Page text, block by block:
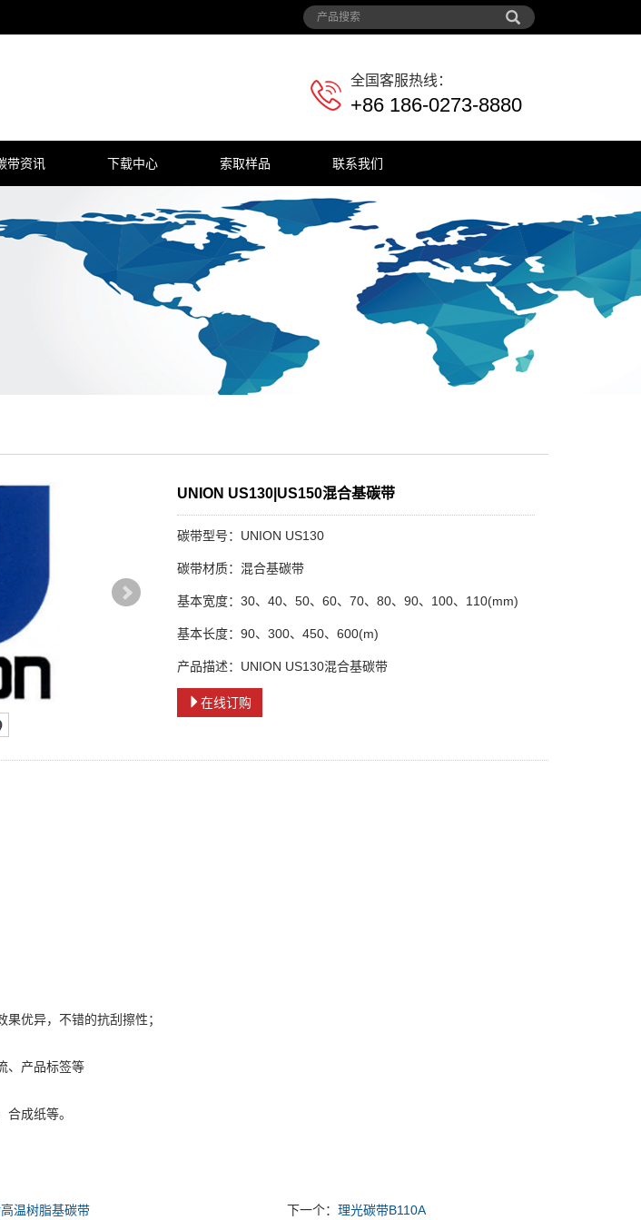
全国客服热线：
+86 186-0273-8880
带资讯 下载中心 索取样品 联系我们
UNION US130|US150混合基碳带
碳带型号：UNION US130
碳带材质：混合基碳带
基本宽度：30、40、50、60、70、80、90、100、110(mm)
基本长度：90、300、450、600(m)
产品描述：UNION US130混合基碳带
在线订购
优异，不错的抗刮擦性；
、产品标签等
成纸等。
温树脂基碳带 下一个： 理光碳带B110A